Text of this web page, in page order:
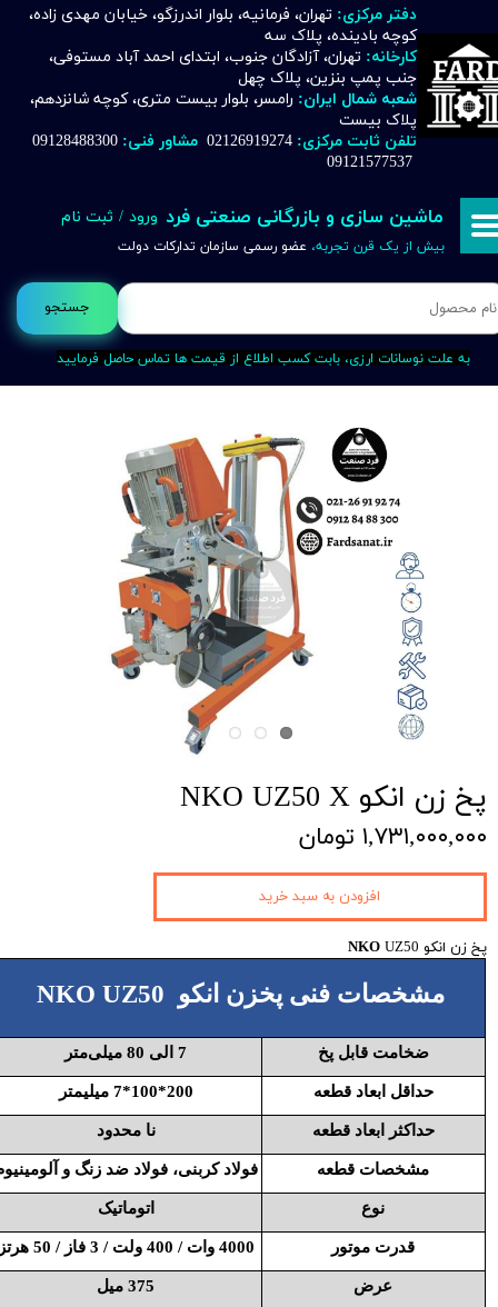
جستجو
دفتر مرکزی: تهران، فرمانیه، بلوار اندرزگو، خیابان مهدی زاده،
کوچه بادینده، پلاک سه
کارخانه: تهران، آزادگان جنوب، ابتدای احمد آباد مستوفی،
جنب پمپ بنزین، پلاک چهل
شعبه شمال ایران: رامسر، بلوار بیست متری، کوچه شانزدهم،
پلاک بیست
تلفن ثابت مرکزی: 02126919274 مشاور فنی:
09121577537
ماشین سازی و بازرگانی صنعتی فرد
بیش از یک قرن تجربه، عضو رسمی سازمان تدارکات دولت
ورود / ثبت نام
حساب کاربری من
تغییر گذر واژه
خروج از حساب کاربری
به علت نوسانات ارزی، بابت کسب اطلاع از قیمت ها تماس حاصل فرمایید
پخ زن انکو NKO UZ50 X
۱,۷۳۱,۰۰۰,۰۰۰ تومان
پخ زن انکو NKO UZ50
مشخصات فنی پخزن انکو NKO UZ50
ضخامت قابل پخ 7 الی 80 میلی‌متر
حداقل ابعاد قطعه 200*100*7 میلیمتر
حداکثر ابعاد قطعه نا محدود
مشخصات قطعه فولاد کربنی، فولاد ضد زنگ و
نوع اتوماتیک
قدرت موتور 4000 وات / 400 ولت / 3 فاز / 50 هرتز
عرض 375 میل
افزودن به سبد خرید